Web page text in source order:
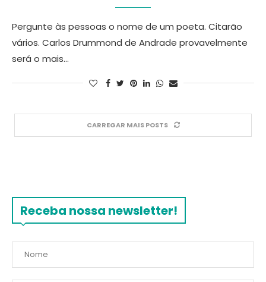
Pergunte às pessoas o nome de um poeta. Citarão
vários. Carlos Drummond de Andrade provavelmente
será o mais…
CARREGAR MAIS POSTS
Receba nossa newsletter!